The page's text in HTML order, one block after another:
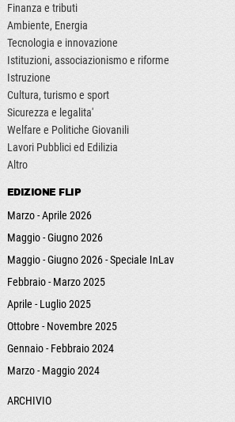
Finanza e tributi
Ambiente, Energia
Tecnologia e innovazione
Istituzioni, associazionismo e riforme
Istruzione
Cultura, turismo e sport
Sicurezza e legalita'
Welfare e Politiche Giovanili
Lavori Pubblici ed Edilizia
Altro
EDIZIONE FLIP
Marzo - Aprile 2026
Maggio - Giugno 2026
Maggio - Giugno 2026 - Speciale InLav
Febbraio - Marzo 2025
Aprile - Luglio 2025
Ottobre - Novembre 2025
Gennaio - Febbraio 2024
Marzo - Maggio 2024
ARCHIVIO